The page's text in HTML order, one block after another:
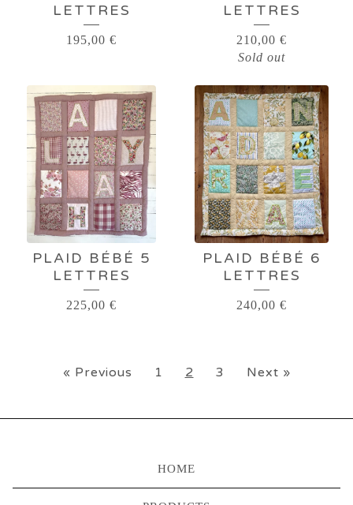
LETTRES
195,00 €
LETTRES
210,00 €
Sold out
PLAID BÉBÉ 5
LETTRES
225,00 €
PLAID BÉBÉ 6
LETTRES
240,00 €
« Previous 1 2 3 Next »
HOME